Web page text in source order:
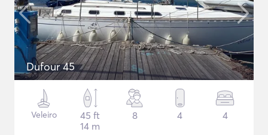
Dufour 45
Veleiro
45 ft
14 m
8 4 4